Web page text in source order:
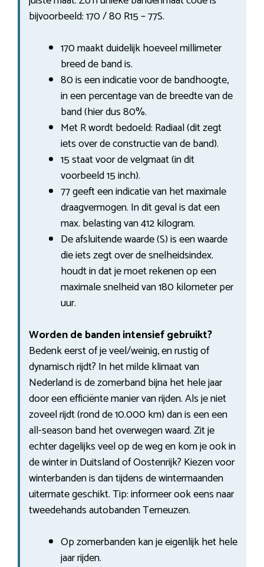
bijvoorbeeld: 170 / 80 R15 – 77S.
170 maakt duidelijk hoeveel millimeter
breed de band is.
80 is een indicatie voor de bandhoogte,
in een percentage van de breedte van de
band (hier dus 80%.
Met R wordt bedoeld: Radiaal (dit zegt
iets over de constructie van de band).
15 staat voor de velgmaat (in dit
voorbeeld 15 inch).
77 geeft een indicatie van het maximale
draagvermogen. In dit geval is dat een
max. belasting van 412 kilogram.
De afsluitende waarde (S) is een waarde
die iets zegt over de snelheidsindex.
houdt in dat je moet rekenen op een
maximale snelheid van 180 kilometer per
uur.
Worden de banden intensief gebruikt?
Bedenk eerst of je veel/weinig, en rustig of
dynamisch rijdt? In het milde klimaat van
Nederland is de zomerband bijna het hele jaar
door een efficiënte manier van rijden. Als je niet
zoveel rijdt (rond de 10.000 km) dan is een een
all-season band het overwegen waard. Zit je
echter dagelijks veel op de weg en kom je ook in
de winter in Duitsland of Oostenrijk? Kiezen voor
winterbanden is dan tijdens de wintermaanden
uitermate geschikt. Tip: informeer ook eens naar
tweedehands autobanden Terneuzen.
Op zomerbanden kan je eigenlijk het hele
jaar rijden.